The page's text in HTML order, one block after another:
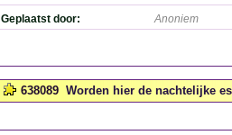
Geplaatst door: Anoniem
638089 Worden hier de nachtelijke